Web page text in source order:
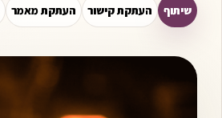
שיתוף העתקת קישור העתקת מאמר